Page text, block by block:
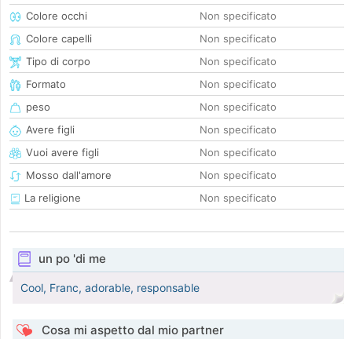
Colore occhi
Non specificato
Colore capelli
Non specificato
Tipo di corpo
Non specificato
Formato
Non specificato
peso
Non specificato
Avere figli
Non specificato
Vuoi avere figli
Non specificato
Mosso dall'amore
Non specificato
La religione
Non specificato
un po 'di me
Cool, Franc, adorable, responsable
Cosa mi aspetto dal mio partner